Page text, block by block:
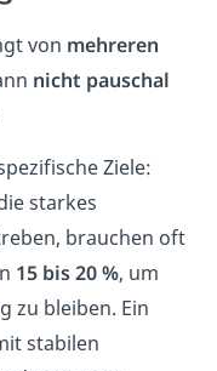
von mehreren
nicht pauschal
Ziele:
starkes
brauchen oft
15 bis 20 %, um
zu bleiben. Ein
stabilen